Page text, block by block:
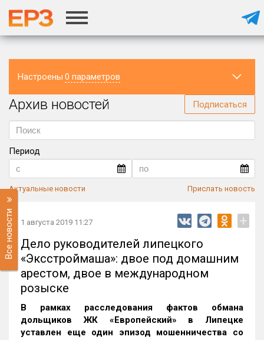
Настроены 0 параметров
Регион
Архив новостей Подписаться
Период
Актуальные новости Прислать новость
Все новости 1 августа 2019 11:27 +
Дело руководителей липецкого
«Эксстроймаша»: двое под домашним
арестом, двое в международном
розыске
В рамках расследования фактов обмана
дольщиков ЖК «Европейский» в Липецке
уставлен еще один эпизод мошенничества со